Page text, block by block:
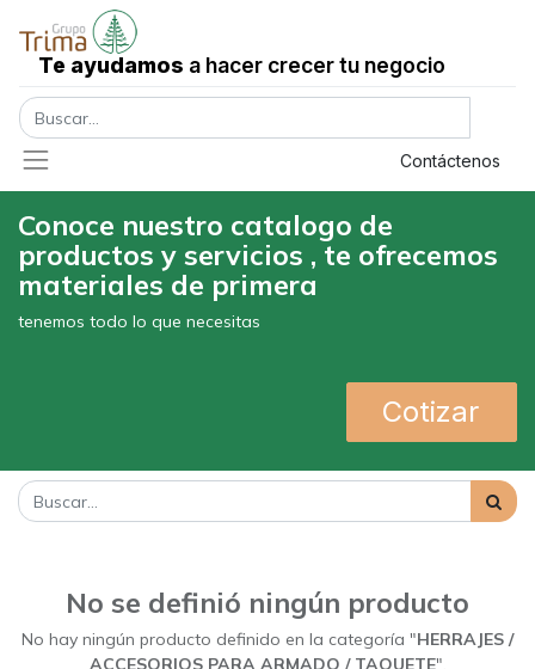
Te ayudamos a hacer crecer tu negocio
Contáctenos
Conoce nuestro catalogo de
productos y servicios , te ofrecemos
materiales de primera
tenemos todo lo que necesitas
Cotizar
No se definió ningún producto
No hay ningún producto definido en la categoría "HERRAJES /
ACCESORIOS PARA ARMADO / TAQUETE".